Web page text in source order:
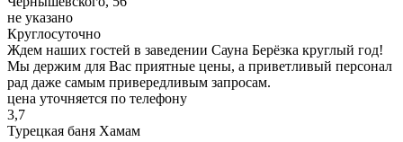
не указано
Круглосуточно
Ждем наших гостей в заведении Сауна Берёзка круглый год!
Мы держим для Вас приятные цены, а приветливый персонал
рад даже самым привередливым запросам.
цена уточняется по телефону
3,7
Турецкая баня Хамам